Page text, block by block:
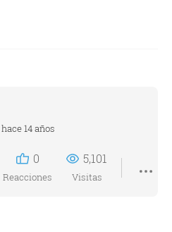
hace 14 años
0
Reacciones
5,101
Visitas